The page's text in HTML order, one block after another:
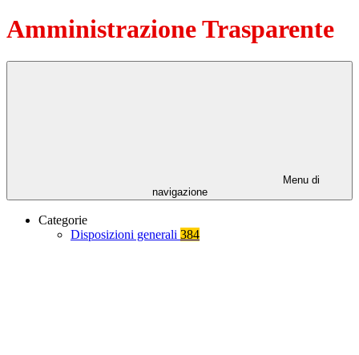
Amministrazione Trasparente
Menu di
navigazione
Categorie
Disposizioni generali 384